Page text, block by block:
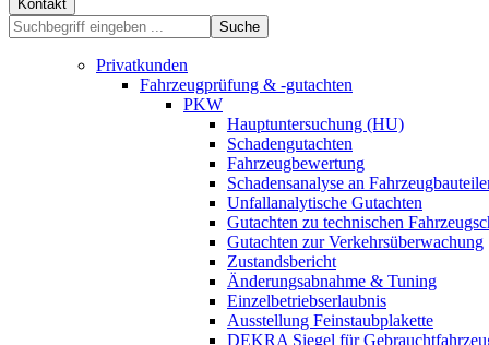
Kontakt
Suche
Privatkunden
Fahrzeugprüfung & -gutachten
PKW
Hauptuntersuchung (HU)
Schadengutachten
Fahrzeugbewertung
Schadensanalyse an
Unfallanalytische Gutachten
Gutachten zu technischen
Gutachten zur Verkehrsüberwachung
Zustandsbericht
Änderungsabnahme & Tuning
Einzelbetriebserlaubnis
Ausstellung Feinstaubplakette
DEKRA Siegel für